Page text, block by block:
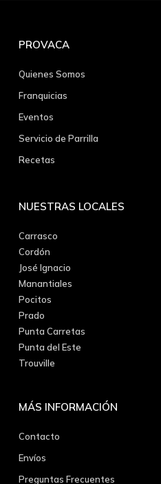
PROVACA
Quienes Somos
Franquicias
Eventos
Servicio de Parrilla
Recetas
NUESTRAS LOCALES
Carrasco
Cordón
José Ignacio
Manantiales
Pocitos
Prado
Punta Carretas
Punta del Este
Trouville
MÁS INFORMACIÓN
Contacto
Envíos
Preguntas Frecuentes